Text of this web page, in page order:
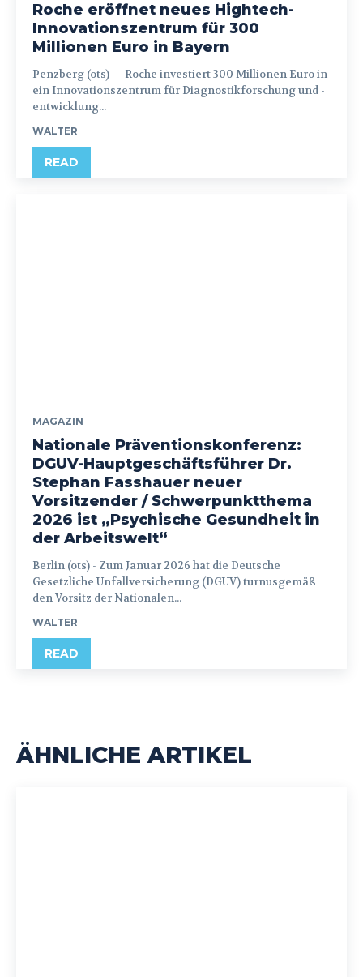
Roche eröffnet neues Hightech-
Innovationszentrum für 300
Millionen Euro in Bayern
Penzberg (ots) - - Roche investiert 300 Millionen Euro in
ein Innovationszentrum für Diagnostikforschung und -
entwicklung...
WALTER
READ
MAGAZIN
Nationale Präventionskonferenz:
DGUV-Hauptgeschäftsführer Dr.
Stephan Fasshauer neuer
Vorsitzender / Schwerpunktthema
2026 ist „Psychische Gesundheit in
der Arbeitswelt“
Berlin (ots) - Zum Januar 2026 hat die Deutsche
Gesetzliche Unfallversicherung (DGUV) turnusgemäß
den Vorsitz der Nationalen...
WALTER
READ
ÄHNLICHE ARTIKEL